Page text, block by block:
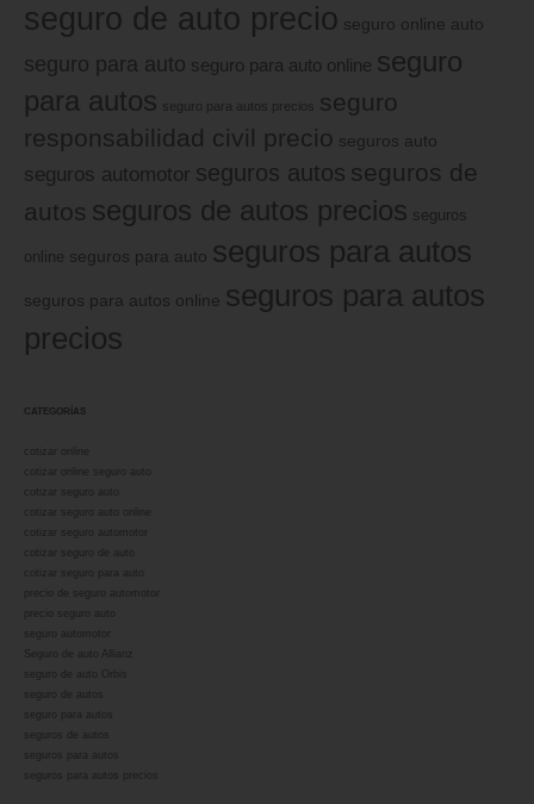
seguro de auto precio seguro online auto
seguro para auto seguro para auto online seguro
para autos seguro para autos precios seguro
responsabilidad civil precio seguros auto
seguros automotor seguros autos seguros de
autos seguros de autos precios seguros
online seguros para auto seguros para autos
seguros para autos online seguros para autos
precios
CATEGORÍAS
cotizar online
cotizar online seguro auto
cotizar seguro auto
cotizar seguro auto online
cotizar seguro automotor
cotizar seguro de auto
cotizar seguro para auto
Seguro de auto Allianz